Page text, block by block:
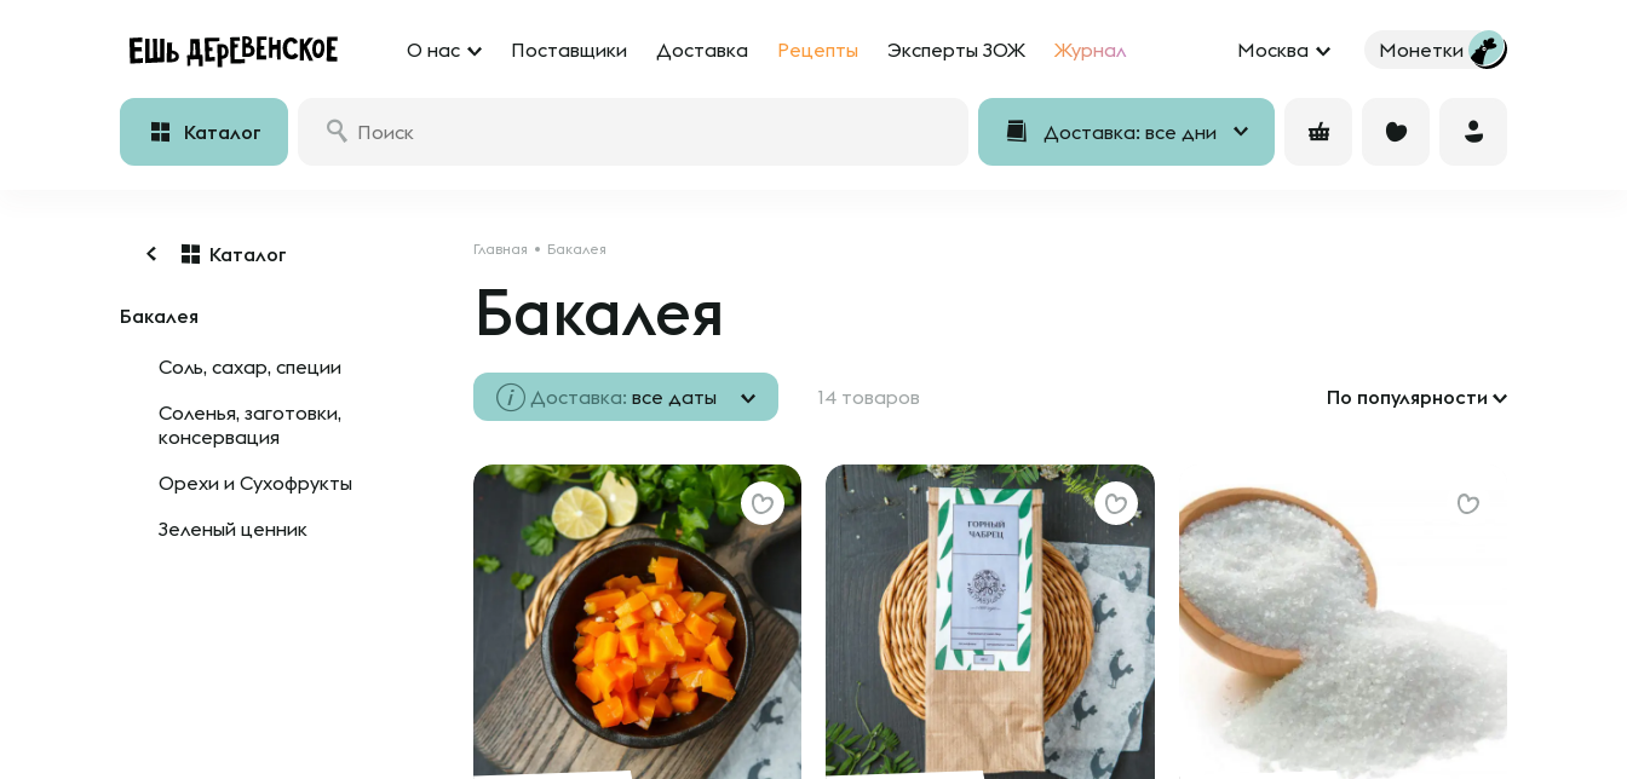
О нас Поставщики Доставка Рецепты Эксперты ЗОЖ Журнал Москва Монетки
Каталог Доставка: все дни
Каталог
Бакалея
Соль, сахар, специи
Соленья, заготовки,
консервация
Орехи и Сухофрукты
Зеленый ценник
Главная Бакалея
Бакалея
Доставка: все даты 14 товаров По популярности